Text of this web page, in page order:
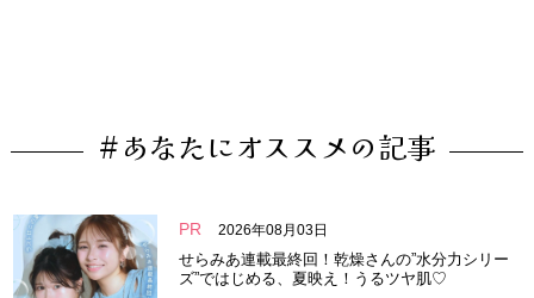
#あなたにオススメの記事
PR 2026年08月03日
せらみあ連載最終回！乾燥さんの”水分力シリー
ズ”ではじめる、夏映え！うるツヤ肌♡